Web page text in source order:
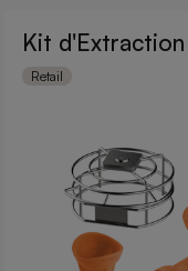
Kit
Retail